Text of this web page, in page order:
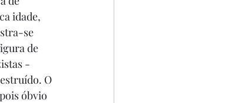
idade,
se
de
-
O
óbvio